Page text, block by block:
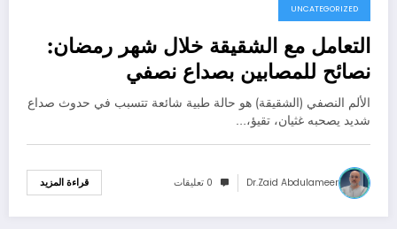
UNCATEGORIZED
التعامل مع الشقيقة خلال شهر رمضان:
نصائح للمصابين بصداع نصفي
الألم النصفي (الشقيقة) هو حالة طبية شائعة تتسبب في حدوث صداع
شديد يصحبه غثيان، تقيؤ،…
Dr.zaid Abdulameer 0 تعليقات قراءة المزيد